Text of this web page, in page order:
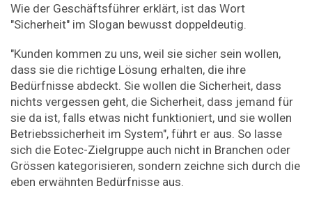
Wie der Geschäftsführer erklärt, ist das Wort
"Sicherheit" im Slogan bewusst doppeldeutig.
"Kunden kommen zu uns, weil sie sicher sein wollen,
dass sie die richtige Lösung erhalten, die ihre
Bedürfnisse abdeckt. Sie wollen die Sicherheit, dass
nichts vergessen geht, die Sicherheit, dass jemand für
sie da ist, falls etwas nicht funktioniert, und sie wollen
Betriebssicherheit im System", führt er aus. So lasse
sich die Eotec-Zielgruppe auch nicht in Branchen oder
Grössen kategorisieren, sondern zeichne sich durch die
eben erwähnten Bedürfnisse aus.